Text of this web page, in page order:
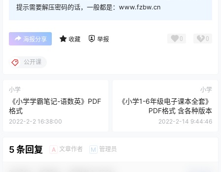
提示需要解压密码的话，一般都是：www.fzbw.cn
海报分享 收藏 举报 0 0
公开课
小学
《小学学霸笔记-语数英》PDF
格式
2022-2-2 16:38:00
小学
《小学1-6年级电子课本全套》
PDF格式 含各种版本
2022-2-14 9:44:46
5 条回复 A 文章作者 M 管理员